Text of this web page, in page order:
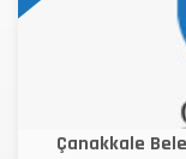
Çanakkale